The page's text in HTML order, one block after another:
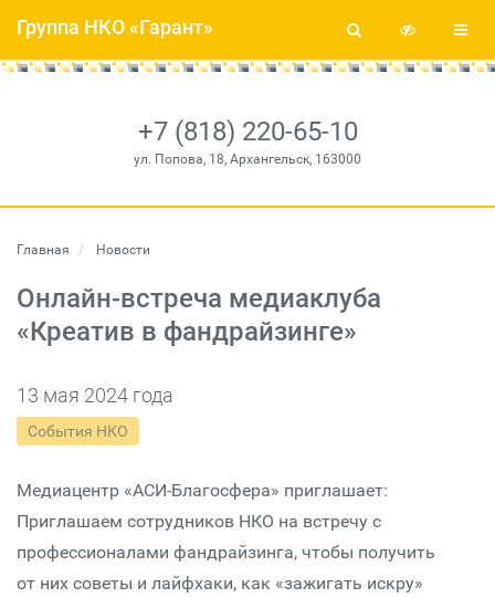
+7 (818) 220-65-10
ул. Попова, 18, Архангельск, 163000
Группа НКО «Гарант»
Главная Новости
Онлайн-встреча медиаклуба
«Креатив в фандрайзинге»
13 мая 2024 года
События НКО
Медиацентр «АСИ-Благосфера» приглашает:
Приглашаем сотрудников НКО на встречу с
профессионалами фандрайзинга, чтобы получить
от них советы и лайфхаки, как «зажигать искру»